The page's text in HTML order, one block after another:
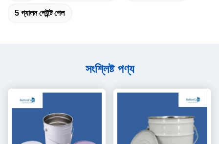
5 গ্যালন পেইন্ট পেল
সংশ্লিষ্ট পণ্য